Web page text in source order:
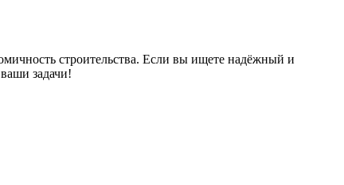
строительства. Если вы ищете надёжный и
задачи!